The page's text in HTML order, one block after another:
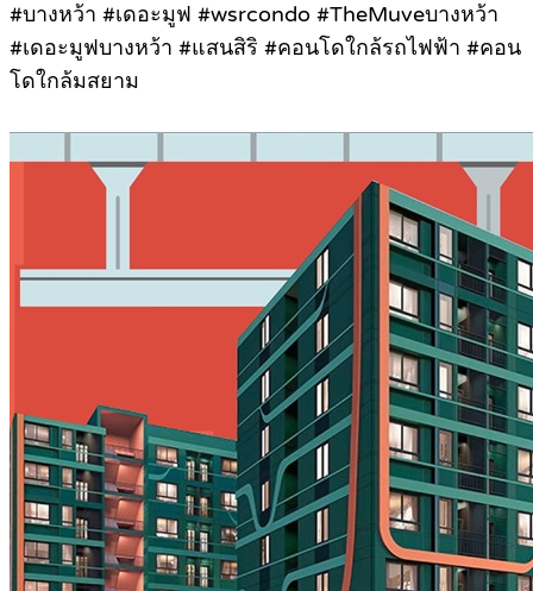
#บางหว้า #เดอะมูฟ #wsrcondo #TheMuveบางหว้า
#เดอะมูฟบางหว้า #แสนสิริ #คอนโดใกล้รถไฟฟ้า #คอน
โดใกล้มสยาม